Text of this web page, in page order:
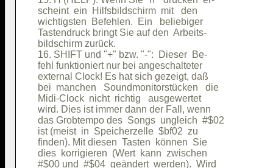
scheint  ein  Hilfsbildschirm  mit   den
wichtigsten  Befehlen.  Ein   beliebiger
Tastendruck bringt Sie auf den  Arbeits-
bildschirm zurück.
16. SHIFT und "+" bzw. "-":  Dieser  Be-
fehl funktioniert nur bei angeschalteter
external Clock! Es hat sich gezeigt, daß
bei  manchen   Soundmonitorstücken   die
Midi-Clock  nicht  richtig   ausgewertet
wird. Dies ist immer dann der Fall, wenn
das Grobtempo des  Songs  ungleich  #$02
ist (meist  in  Speicherzelle  $bf02  zu
finden). Mit diesen  Tasten  können  Sie
dies  korrigieren  (Wert  kann  zwischen
#$00 und  #$04  geändert  werden).  Wird